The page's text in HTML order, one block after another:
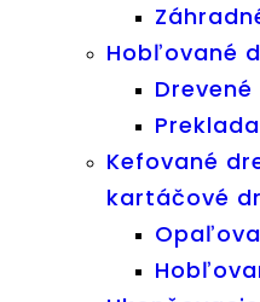
Hobľované
Kefované
kartáčové